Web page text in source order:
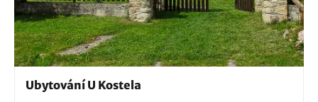
Ubytování U Kostela